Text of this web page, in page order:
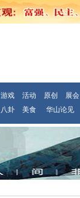
游戏 活动 原创
展会
八卦 美食 华山论见